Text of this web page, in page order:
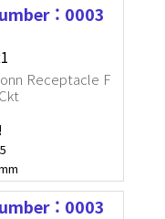
: 0003
Receptacle F
: 0003